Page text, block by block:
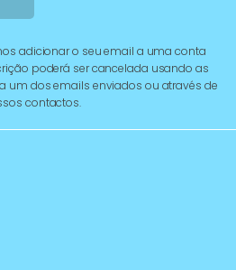
adicionar o seu email a uma conta
poderá ser cancelada usando as
um dos emails enviados ou através de
contactos.